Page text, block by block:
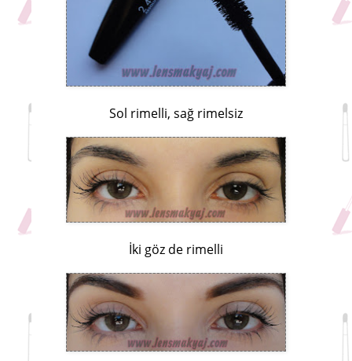
Sol rimelli, sağ rimelsiz
İki göz de rimelli